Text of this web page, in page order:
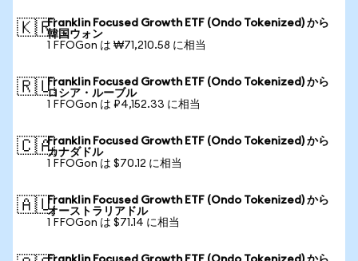
🇰🇷Franklin Focused Growth ETF (Ondo Tokenized) から
韓国ウォン
1 FFOGon は ₩71,210.58 に相当
🇷🇺Franklin Focused Growth ETF (Ondo Tokenized) から
ロシア・ルーブル
1 FFOGon は ₽4,152.33 に相当
🇨🇦Franklin Focused Growth ETF (Ondo Tokenized) から
カナダドル
1 FFOGon は $70.12 に相当
🇦🇺Franklin Focused Growth ETF (Ondo Tokenized) から
オーストラリアドル
1 FFOGon は $71.14 に相当